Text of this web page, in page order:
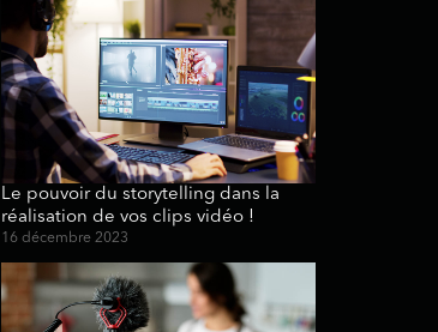
Le pouvoir du storytelling dans la
réalisation de vos clips vidéo !
16 décembre 2023